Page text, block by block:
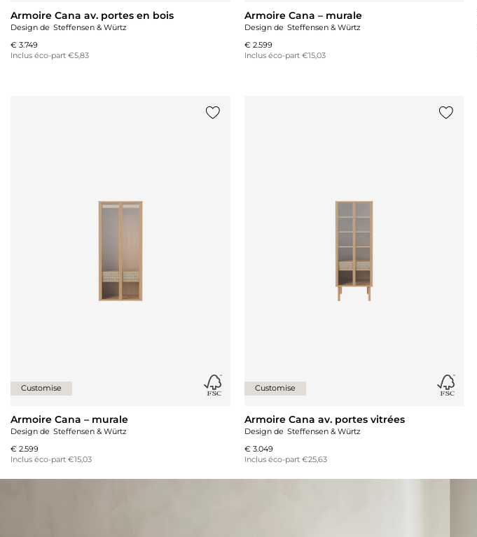
Armoire Cana av. portes en bois
Design de Steffensen & Würtz
€ 3.749
Inclus éco-part €5,83
Armoire Cana – murale
Design de Steffensen & Würtz
€ 2.599
Inclus éco-part €15,03
Customise
Armoire Cana – murale
Design de Steffensen & Würtz
€ 2.599
Inclus éco-part €15,03
Customise
Armoire Cana av. portes vitrées
Design de Steffensen & Würtz
€ 3.049
Inclus éco-part €25,63